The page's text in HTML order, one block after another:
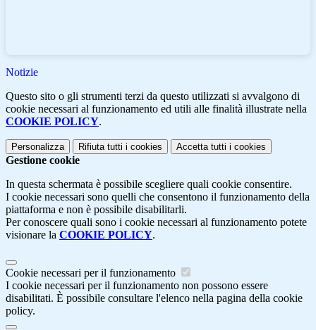
Notizie
Questo sito o gli strumenti terzi da questo utilizzati si avvalgono di
cookie necessari al funzionamento ed utili alle finalità illustrate nella
COOKIE POLICY.
Personalizza Rifiuta tutti i cookies Accetta tutti i cookies
Gestione cookie
In questa schermata è possibile scegliere quali cookie consentire.
I cookie necessari sono quelli che consentono il funzionamento della
piattaforma e non è possibile disabilitarli.
Per conoscere quali sono i cookie necessari al funzionamento potete
visionare la COOKIE POLICY.
Cookie necessari per il funzionamento
I cookie necessari per il funzionamento non possono essere
disabilitati. È possibile consultare l'elenco nella pagina della cookie
policy.